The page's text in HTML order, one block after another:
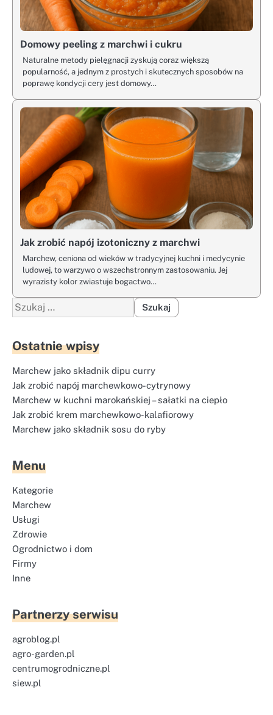
Domowy peeling z marchwi i cukru
Naturalne metody pielęgnacji zyskują coraz większą
popularność, a jednym z prostych i skutecznych sposobów na
poprawę kondycji cery jest domowy…
Jak zrobić napój izotoniczny z marchwi
Marchew, ceniona od wieków w tradycyjnej kuchni i medycynie
ludowej, to warzywo o wszechstronnym zastosowaniu. Jej
wyrazisty kolor zwiastuje bogactwo…
Szukaj:
Ostatnie wpisy
Marchew jako składnik dipu curry
Jak zrobić napój marchewkowo-cytrynowy
Marchew w kuchni marokańskiej – sałatki na ciepło
Jak zrobić krem marchewkowo-kalafiorowy
Marchew jako składnik sosu do ryby
Menu
Kategorie
Marchew
Usługi
Zdrowie
Ogrodnictwo i dom
Firmy
Inne
Partnerzy serwisu
agroblog.pl
agro-garden.pl
centrumogrodniczne.pl
siew.pl